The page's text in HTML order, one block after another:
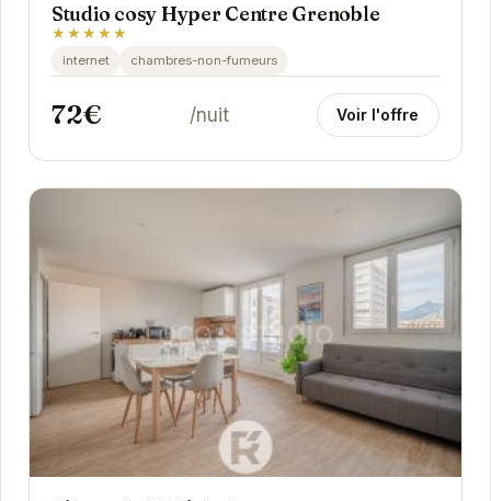
Studio cosy Hyper Centre Grenoble
★★★★★
internet chambres-non-fumeurs
72€ /nuit Voir l'offre